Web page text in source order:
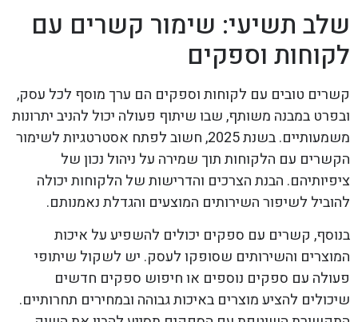
שלב תשיעי: שימור קשרים עם
לקוחות וספקים
קשרים טובים עם לקוחות וספקים הם ערך מוסף לכל עסק,
ובפרט במבנה משותף, שבו שיתוף פעולה יכול להניב יתרונות
משמעותיים. בשנת 2025, חשוב לפתח אסטרטגיות לשימור
הקשרים עם הלקוחות תוך שמירה על ניהול נכון של
ציפיותיהם. הבנת הצרכים והדרישות של הלקוחות יכולה
להוביל לשיפור השירותים המוצעים והגדלת נאמנותם.
בנוסף, קשרים עם ספקים יכולים להשפיע על איכות
המוצרים והשירותים שסופקו לעסק. יש לשקול שיתופי
פעולה עם ספקים נוספים או חיפוש ספקים חדשים
שיכולים להציע מוצרים באיכות גבוהה ובמחירים תחרותיים.